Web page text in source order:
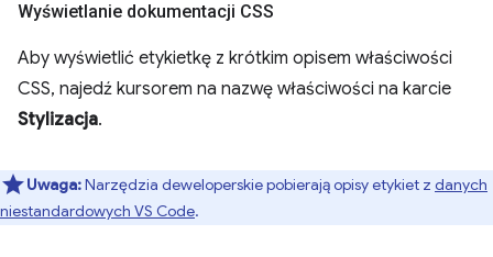
Wyświetlanie dokumentacji CSS
Aby wyświetlić etykietkę z krótkim opisem właściwości
CSS, najedź kursorem na nazwę właściwości na karcie
Stylizacja.
Uwaga:Narzędzia deweloperskie pobierają opisy etykiet z danych
niestandardowych VS Code.